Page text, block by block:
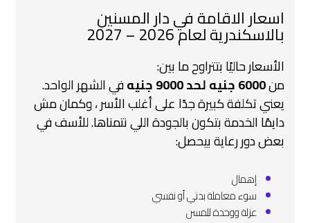
اسعار الاقامة في دار المسنين
بالاسكندرية لعام 2026 – 2027
الأسعار حاليًا بتتراوح ما بين:
من6000 جنيه لحد 9000 جنيه
في الشهر الواحد.
يعني تكلفة كبيرة جدًا على أغلب الأسر ، وكمان مش
دايمًا الخدمة بتكون بالجودة اللي نتمناها. للأسف في
بعض دور رعاية بيحصل:
إهمال
سوء معاملة بدني أو نفسي
عزلة ووحدة للمسن